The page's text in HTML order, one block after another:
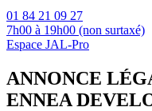
01 84 21 09 27
7h00 à 19h00 (non surtaxé)
Espace JAL-Pro
ANNONCE
ENNEA